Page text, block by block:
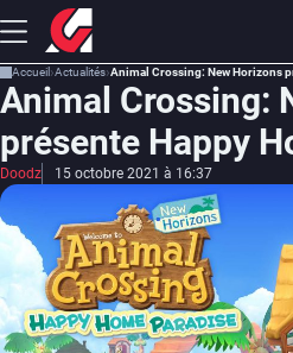
Accueil Actualités Animal Crossing: New Horizons
Animal Crossing:
présente Happy
Doodz 15 octobre 2021 à 16:37